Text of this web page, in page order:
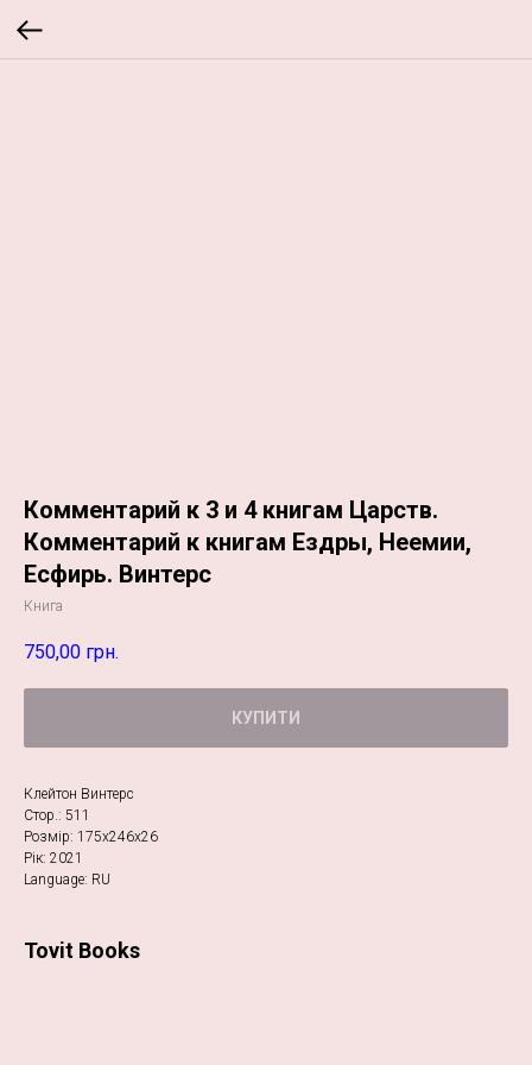
Комментарий к 3 и 4 книгам Царств.
Комментарий к книгам Ездры, Неемии,
Есфирь. Винтерс
Книга
750,00 грн.
КУПИТИ
Клейтон Винтерс
Стор.: 511
Розмір: 175х246х26
Рік: 2021
Language: RU
Tovit Books